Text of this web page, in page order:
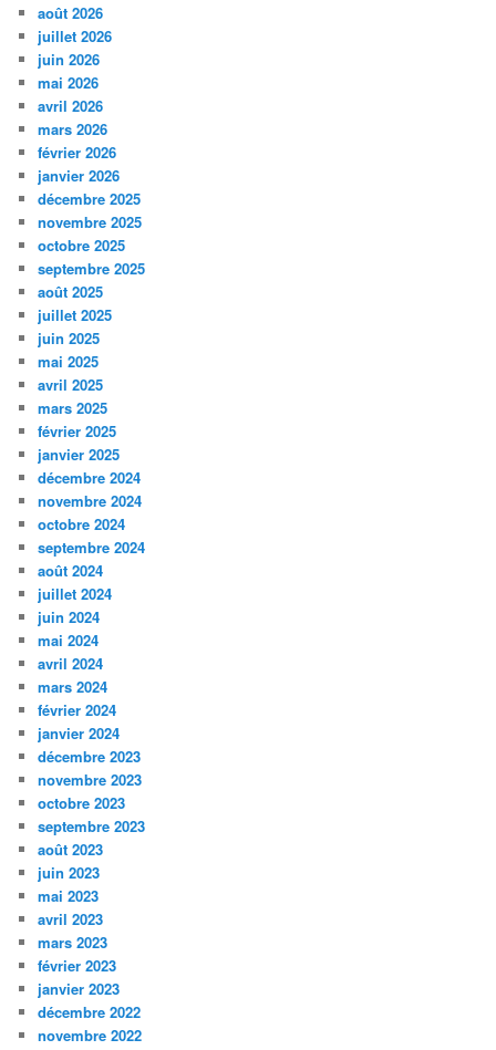
août 2026
juillet 2026
juin 2026
mai 2026
avril 2026
mars 2026
février 2026
janvier 2026
décembre 2025
novembre 2025
octobre 2025
septembre 2025
août 2025
juillet 2025
juin 2025
mai 2025
avril 2025
mars 2025
février 2025
janvier 2025
décembre 2024
novembre 2024
octobre 2024
septembre 2024
août 2024
juillet 2024
juin 2024
mai 2024
avril 2024
mars 2024
février 2024
janvier 2024
décembre 2023
novembre 2023
octobre 2023
septembre 2023
août 2023
juin 2023
mai 2023
avril 2023
mars 2023
février 2023
janvier 2023
décembre 2022
novembre 2022